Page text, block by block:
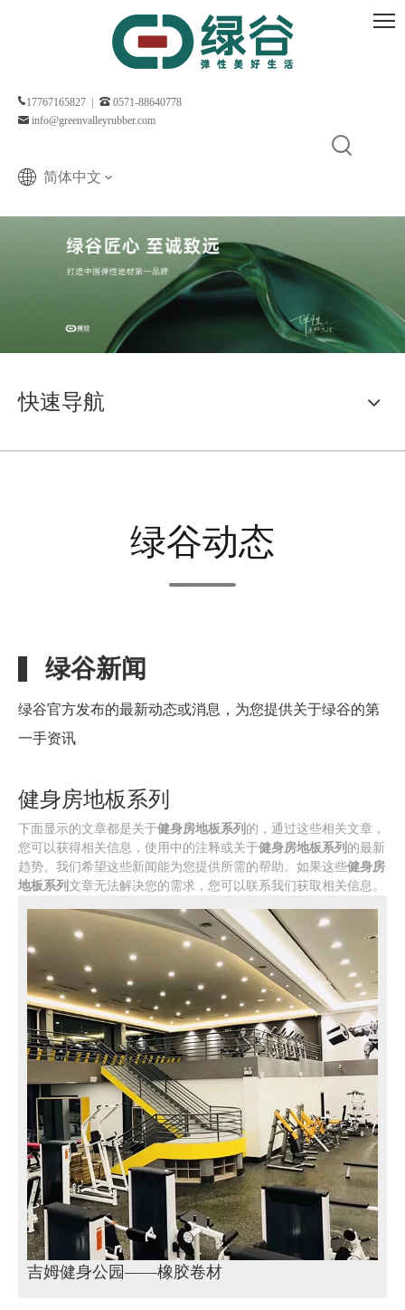
17767165827 |
0571-88640778
info@greenvalleyrubber.com
简体中文
快速导航
绿谷动态
绿谷新闻
绿谷官方发布的最新动态或消息，为您提供关于绿谷的第
一手资讯
健身房地板系列
下面显示的文章都是关于健身房地板系列 的，通过这些相关文章，
您可以获得相关信息，使用中的注释或关于健身房地板系列 的最新
趋势。我们希望这些新闻能为您提供所需的帮助。如果这些健身房
地板系列 文章无法解决您的需求，您可以联系我们获取相关信息。
吉姆健身公园——橡胶卷材